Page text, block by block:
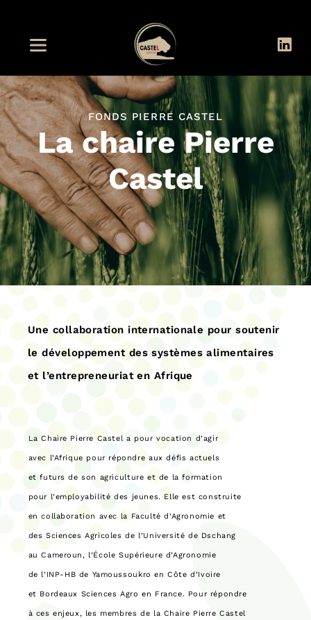
FONDS PIERRE CASTEL
La chaire Pierre
Castel
Une collaboration internationale pour soutenir
le développement des systèmes alimentaires
et l’entrepreneuriat en Afrique
La Chaire Pierre Castel a pour vocation d’agir
avec l’Afrique pour répondre aux défis actuels
et futurs de son agriculture et de la formation
pour l’employabilité des jeunes. Elle est construite
en collaboration avec la Faculté d’Agronomie et
des Sciences Agricoles de l’Université de Dschang
au Cameroun, l’École Supérieure d’Agronomie
de l’INP-HB de Yamoussoukro en Côte d’Ivoire
et Bordeaux Sciences Agro en France. Pour répondre
à ces enjeux, les membres de la Chaire Pierre Castel